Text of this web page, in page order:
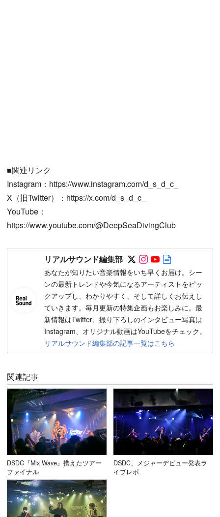
■関連リンク
Instagram：https://www.instagram.com/d_s_d_c_
X（旧Twitter）：https://x.com/d_s_d_c_
YouTube：
https://www.youtube.com/@DeepSeaDivingClub
リアルサウンド編集部 Follow on SNS
Follow on SNS
Follow on
あなたが知りたい音楽情報をいち早くお届け。シー
ンの最新トレンドや今気になるアーティストをピッ
クアップし、わかりやすく、そして詳しくお伝えし
ていきます。毎月更新の特集企画もお楽しみに。最
新情報はTwitter、撮り下ろしのインタビュー写真は
Instagram、オリジナル動画はYouTubeをチェック。
リアルサウンド編集部の記事一覧はこちら
関連記事
DSDC『Mix Wave』携えたツアー
ファイナル
DSDC、メジャーデビュー発表ラ
イブレポ